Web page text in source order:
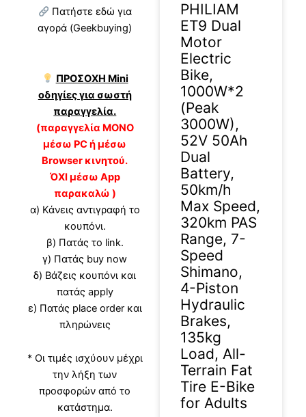
Πατήστε εδώ για
αγορά (Geekbuying)
ΠΡΟΣΟΧΗ Mini
οδηγίες για σωστή
παραγγελία.
(παραγγελία ΜΟΝΟ
μέσω PC ή μέσω
Browser κινητού.
ΌΧΙ μέσω App
παρακαλώ )
α) Κάνεις αντιγραφή το
κουπόνι.
β) Πατάς το link.
γ) Πατάς buy now
δ) Βάζεις κουπόνι και
πατάς apply
ε) Πατάς place order και
πληρώνεις
* Οι τιμές ισχύουν μέχρι
την λήξη των
προσφορών από το
κατάστημα.
PHILIAM
ET9 Dual
Motor
Electric
Bike,
1000W*2
(Peak
3000W),
52V 50Ah
Dual
Battery,
50km/h
Max Speed,
320km PAS
Range, 7-
Speed
Shimano,
4-Piston
Hydraulic
Brakes,
135kg
Load, All-
Terrain Fat
Tire E-Bike
for Adults